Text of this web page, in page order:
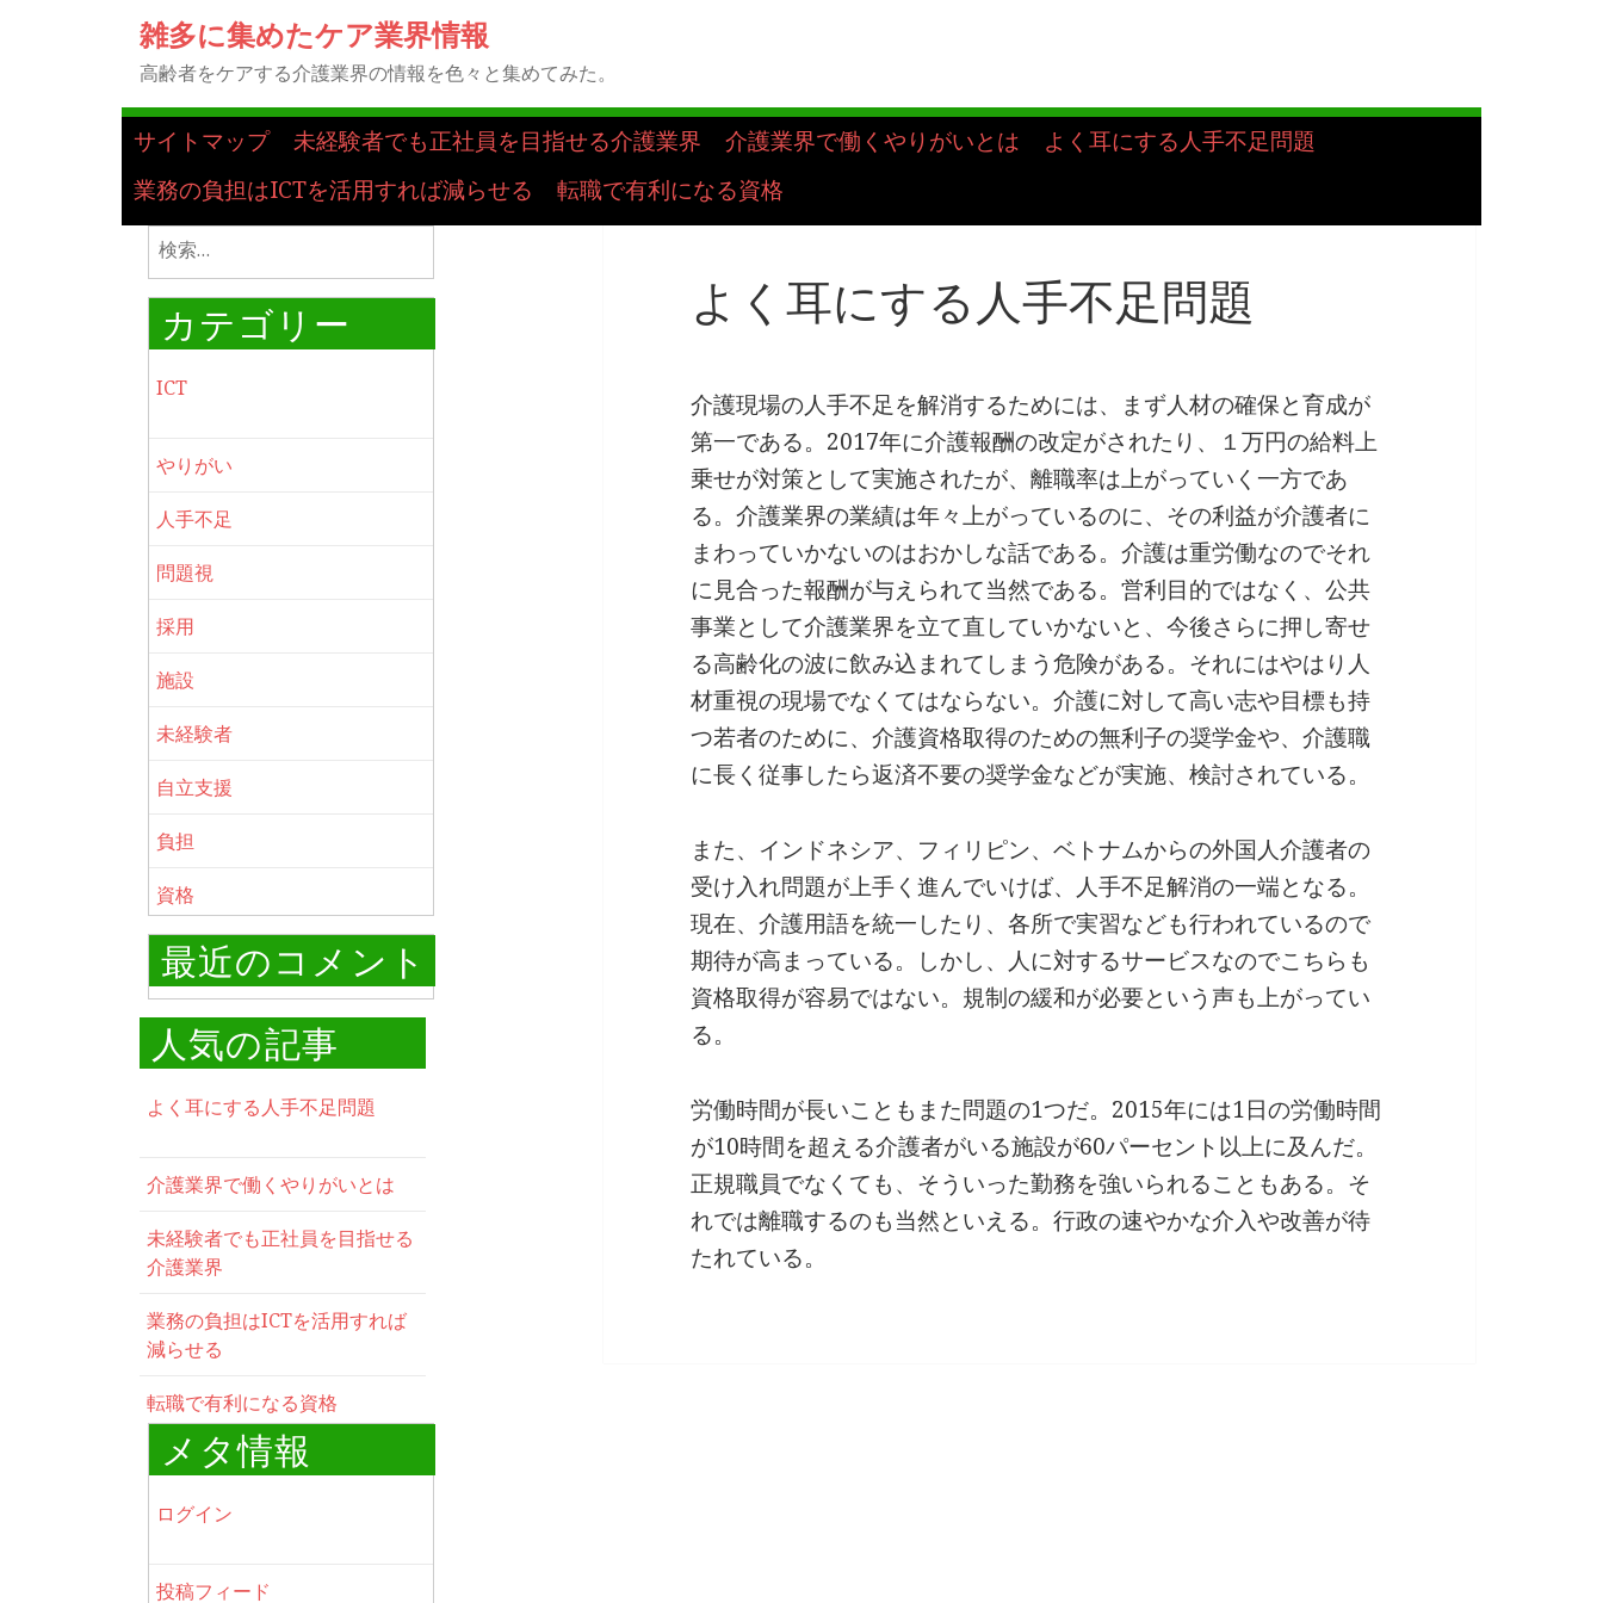
雑多に集めたケア業界情報
高齢者をケアする介護業界の情報を色々と集めてみた。
サイトマップ 未経験者でも正社員を目指せる介護業界 介護業界で働くやりがいとは
よく耳にする人手不足問題
業務の負担はICTを活用すれば減らせる
転職で有利になる資格
検
カテゴリー
ICT
やりがい
人手不足
問題視
採用
施設
未経験者
自立支援
負担
資格
最近のコメント
人気の記事
よく耳にする人手不足問題
介護業界で働くやりがいとは
未経験者でも正社員を目指せる
介護業界
業務の負担はICTを活用すれば
減らせる
転職で有利になる資格
メタ情報
ログイン
投稿フィード
よく耳にする人手不足問題
介護現場の人手不足を解消するためには、まず人材の確保と育成が
第一である。2017年に介護報酬の改定がされたり、１万円の給料上
乗せが対策として実施されたが、離職率は上がっていく一方であ
る。介護業界の業績は年々上がっているのに、その利益が介護者に
まわっていかないのはおかしな話である。介護は重労働なのでそれ
に見合った報酬が与えられて当然である。営利目的ではなく、公共
事業として介護業界を立て直していかないと、今後さらに押し寄せ
る高齢化の波に飲み込まれてしまう危険がある。それにはやはり人
材重視の現場でなくてはならない。介護に対して高い志や目標も持
つ若者のために、介護資格取得のための無利子の奨学金や、介護職
に長く従事したら返済不要の奨学金などが実施、検討されている。
また、インドネシア、フィリピン、ベトナムからの外国人介護者の
受け入れ問題が上手く進んでいけば、人手不足解消の一端となる。
現在、介護用語を統一したり、各所で実習なども行われているので
期待が高まっている。しかし、人に対するサービスなのでこちらも
資格取得が容易ではない。規制の緩和が必要という声も上がってい
る。
労働時間が長いこともまた問題の1つだ。2015年には1日の労働時間
が10時間を超える介護者がいる施設が60パーセント以上に及んだ。
正規職員でなくても、そういった勤務を強いられることもある。そ
れでは離職するのも当然といえる。行政の速やかな介入や改善が待
たれている。